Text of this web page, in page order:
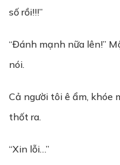
số rồi!!!”
“Đánh mạnh nữa lên!”
nói.
Cả người tôi ê ẩm, khóe
thốt ra.
“Xin lỗi…”